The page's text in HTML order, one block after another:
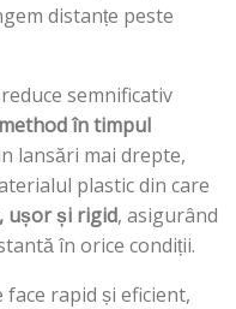
distanțe peste
semnificativ
în timpul
lansări mai drepte,
plastic din care
ușor și rigid, asigurând
în orice condiții.
rapid și eficient,